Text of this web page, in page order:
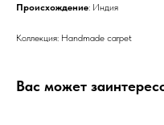
Происхождение: Индия
Коллекция: Handmade carpet
Вас может